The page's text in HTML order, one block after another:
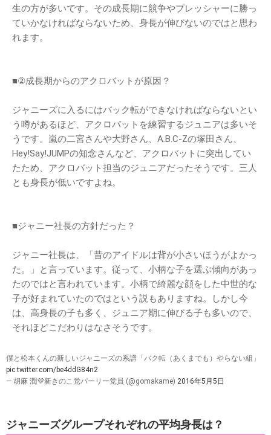
生の方が多いです。その成長期に競争やプレッシャーに勝っ
ていかなければならないため、身長が伸びないのではと思わ
れます。
■②成長期からのアクロバットが原因？
ジャニーズに入るにはバック転ができなければならないとい
う噂があるほど、アクロバットを練習するジュニアは多いそ
うです。嵐の二宮さんや大野さん、A.B.C-Zの塚田さん、
Hey!Say!JUMPの知念さんなど、アクロバットに突出してい
たため、アクロバット担当のジュニアだったそうです。三人
とも身長が低いですよね。
■ジャニー社長の方針だった？
ジャニー社長は、「昔のアイドルは背が小さいほうがよかっ
た。」と言っています。従って、小柄な子を選ぶ傾向があっ
たのではと言われています。小柄で綺麗な顔をした中世的な
子が好まれていたのではという説もありますね。しかし今
は、高身長の子も多く、ジュニア期に伸びる子も多いので、
それほどこだわりはなさそうです。
僕と松本くんの新しいジャニーズの系譜「バク転（あくまでも）やらない組」
pic.twitter.com/be4ddG84n2
— 胡麻 潤💜新きのこ党パーリー党員 (@gomakame) 2016年5月5日
ジャニーズグループそれぞれの平均身長は？